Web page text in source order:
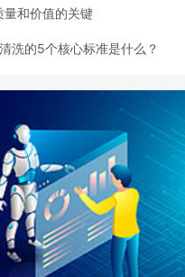
量和价值的关键
洗的5个核心标准是什么？